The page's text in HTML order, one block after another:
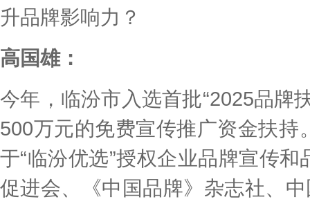
升品牌影响力？
高国雄：
今年，临汾市入选首批“2025品牌
500万元的免费宣传推广资金扶
于“临汾优选”授权企业品牌宣传
促进会、《中国品牌》杂志社、